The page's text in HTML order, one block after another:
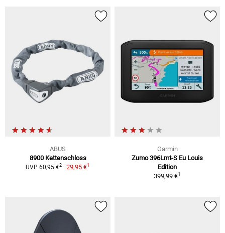
ABUS
8900 Kettenschloss
UVP 60,95 €2 29,95 €1
Garmin
Zumo 396Lmt-S Eu Louis
Edition
399,99 €1